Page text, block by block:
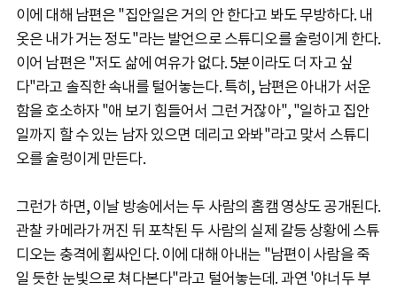
이에 대해 남편은 "집안일은 거의 안 한다고 봐도 무방하다. 내
옷은 내가 거는 정도"라는 발언으로 스튜디오를 술렁이게 한다.
이어 남편은 "저도 삶에 여유가 없다. 5분이라도 더 자고 싶
다"라고 솔직한 속내를 털어놓는다. 특히, 남편은 아내가 서운
함을 호소하자 "애 보기 힘들어서 그런 거잖아", "일하고 집안
일까지 할 수 있는 남자 있으면 데리고 와봐"라고 맞서 스튜디
오를 술렁이게 만든다.
그런가 하면, 이날 방송에서는 두 사람의 홈캠 영상도 공개된다.
관찰 카메라가 꺼진 뒤 포착된 두 사람의 실제 갈등 상황에 스튜
디오는 충격에 휩싸인다. 이에 대해 아내는 "남편이 사람을 죽
일 듯한 눈빛으로 쳐다본다"라고 털어놓는데. 과연 '야너두 부